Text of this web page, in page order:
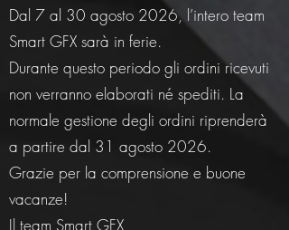
Dal 7 al 30 agosto 2026, l’intero team
Smart GFX sarà in ferie.
Durante questo periodo gli ordini ricevuti
non verranno elaborati né spediti. La
normale gestione degli ordini riprenderà
a partire dal 31 agosto 2026.
Grazie per la comprensione e buone
vacanze!
Il team Smart GFX